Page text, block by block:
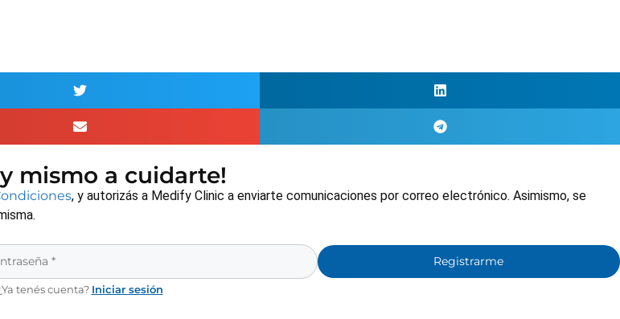
mismo a cuidarte!
, y autorizás a Medify Clinic a enviarte comunicaciones por correo electrónico. Asimismo, se
Registrarme
tenés cuenta? Iniciar sesión